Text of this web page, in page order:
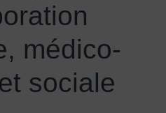
médico-
sociale